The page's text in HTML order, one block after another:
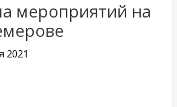
мероприятий на
2021